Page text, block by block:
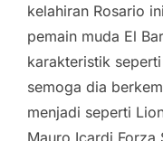
kelahiran Rosario
pemain muda El
karakteristik
semoga dia
menjadi seperti
Mauro Icardi Forza